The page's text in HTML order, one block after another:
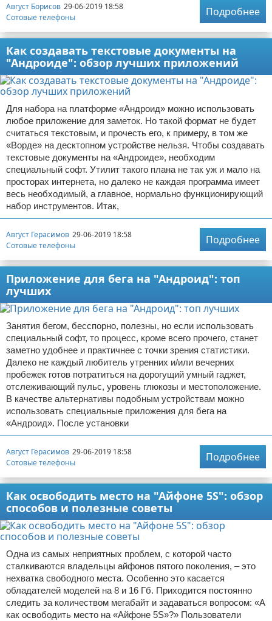
Август Борисов 29-06-2019 18:58
Сотовые телефоны
Подробнее
Как создавать текстовые документы на
"Андроиде": обзор лучших приложений
Для набора на платформе «Андроид» можно использовать
любое приложение для заметок. Но такой формат не будет
считаться текстовым, и прочесть его, к примеру, в том же
«Ворде» на десктопном устройстве нельзя. Чтобы создавать
текстовые документы на «Андроиде», необходим
специальный софт. Утилит такого плана не так уж и мало на
просторах интернета, но далеко не каждая программа имеет
весь необходимый, а главное, нормально функционирующий
набор инструментов. Итак,
Август Герасимов 29-06-2019 18:58
Сотовые телефоны
Подробнее
Приложение для бега на "Андроид": топ
лучших
Занятия бегом, бесспорно, полезны, но если использовать
специальный софт, то процесс, кроме всего прочего, станет
заметно удобнее и практичнее с точки зрения статистики.
Далеко не каждый любитель утренних и/или вечерних
пробежек готов потратиться на дорогущий умный гаджет,
отслеживающий пульс, уровень глюкозы и местоположение.
В качестве альтернативы подобным устройствам можно
использовать специальные приложения для бега на
«Андроид». После установки
Август Герасимов 29-06-2019 18:58
Сотовые телефоны
Подробнее
Как освободить место на "Айфоне 5S": обзор
способов и полезные советы
Одна из самых неприятных проблем, с которой часто
сталкиваются владельцы айфонов пятого поколения, – это
нехватка свободного места. Особенно это касается
обладателей моделей на 8 и 16 Гб. Приходится постоянно
следить за количеством мегабайт и задаваться вопросом: «А
как освободить место на «Айфоне 5S»?» Пользователи